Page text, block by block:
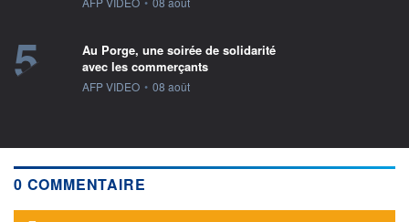
5
Au Porge, une soirée de solidarité
avec les commerçants
information fournie par
AFP VIDEO • 08 août
0 COMMENTAIRE